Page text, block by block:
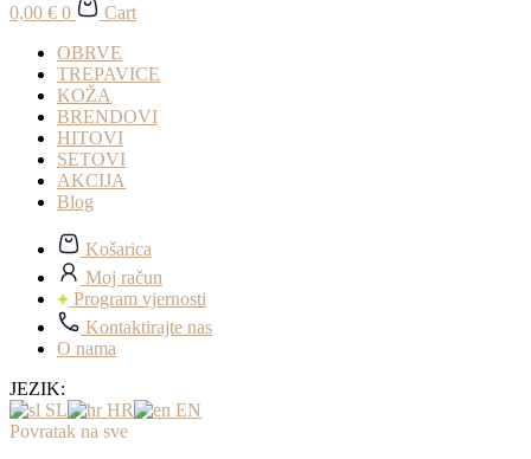
0,00 € 0
Cart
OBRVE
TREPAVICE
KOŽA
BRENDOVI
HITOVI
SETOVI
AKCIJA
Blog
Košarica
Moj račun
Program vjernosti
Kontaktirajte nas
O nama
JEZIK:
SL
HR
EN
Povratak na sve